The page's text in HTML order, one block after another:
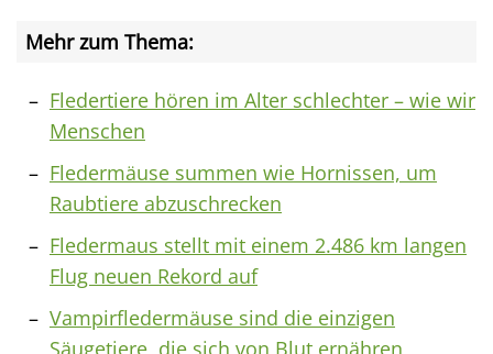
Mehr zum Thema:
Fledertiere hören im Alter schlechter – wie wir
Menschen
Fledermäuse summen wie Hornissen, um
Raubtiere abzuschrecken
Fledermaus stellt mit einem 2.486 km langen
Flug neuen Rekord auf
Vampirfledermäuse sind die einzigen
Säugetiere, die sich von Blut ernähren